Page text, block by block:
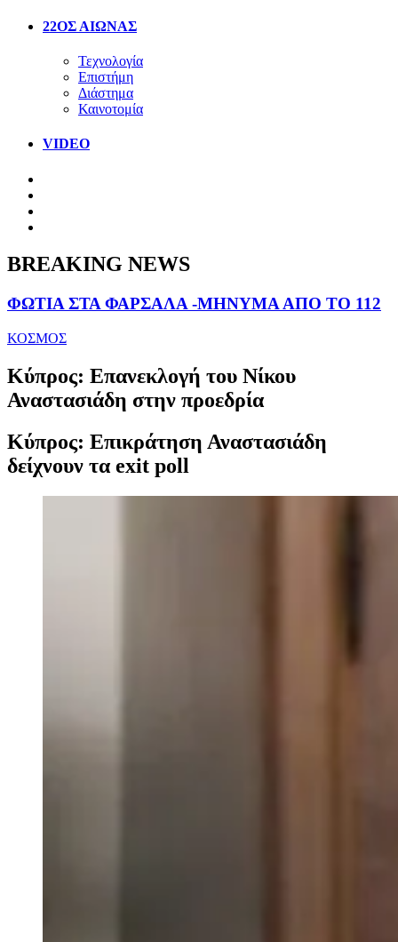
22ΟΣ ΑΙΩΝΑΣ
Τεχνολογία
Επιστήμη
Διάστημα
Καινοτομία
VIDEO
BREAKING NEWS
ΦΩΤΙΑ ΣΤΑ ΦΑΡΣΑΛΑ -ΜΗΝΥΜΑ ΑΠΟ ΤΟ 112
ΚΟΣΜΟΣ
Κύπρος: Επανεκλογή του Νίκου
Αναστασιάδη στην προεδρία
Κύπρος: Επικράτηση Αναστασιάδη
δείχνουν τα exit poll